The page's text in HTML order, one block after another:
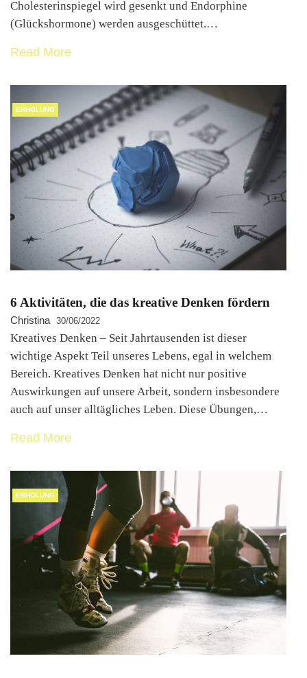
Cholesterinspiegel wird gesenkt und Endorphine
(Glückshormone) werden ausgeschüttet.…
Read More
ERHOLUNG
6 Aktivitäten, die das kreative Denken fördern
Christina 30/06/2022
Kreatives Denken – Seit Jahrtausenden ist dieser
wichtige Aspekt Teil unseres Lebens, egal in welchem
Bereich. Kreatives Denken hat nicht nur positive
Auswirkungen auf unsere Arbeit, sondern insbesondere
auch auf unser alltägliches Leben. Diese Übungen,…
Read More
ERHOLUNG